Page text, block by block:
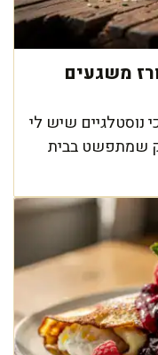
משגעים
נוסטלגיים שיש לי
שמתפשט בבית